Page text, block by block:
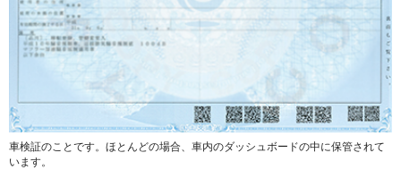
車検証のことです。ほとんどの場合、車内のダッシュボードの中に保管されて
います。